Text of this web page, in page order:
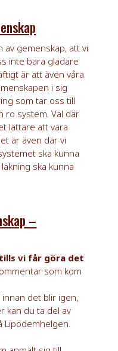
av gemenskap, att vi
inte bara gladare
är att även våra
i sig
som tar oss till
ro system. Väl där
lättare att vara
är även där vi
ska kunna
ska kunna
–
vi får göra det
som kom
det blir igen,
kan du ta del av